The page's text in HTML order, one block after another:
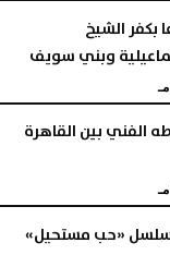
بكفر الشيخ
وبني سويف
الفني بين القاهرة
«حب مستحيل»